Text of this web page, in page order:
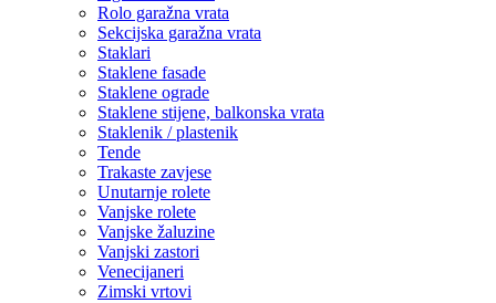
Rolo garažna vrata
Sekcijska garažna vrata
Staklari
Staklene fasade
Staklene ograde
Staklene stijene, balkonska vrata
Staklenik / plastenik
Tende
Trakaste zavjese
Unutarnje rolete
Vanjske rolete
Vanjske žaluzine
Vanjski zastori
Venecijaneri
Zimski vrtovi